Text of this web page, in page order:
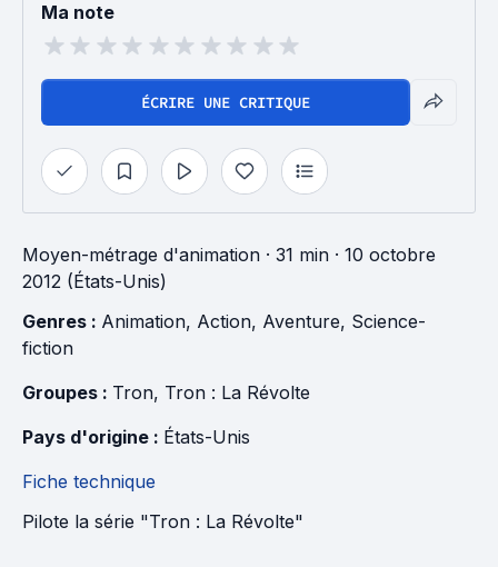
Ma note
ÉCRIRE UNE CRITIQUE
Moyen-métrage d'animation · 31 min · 10 octobre
2012 (États-Unis)
Genres : Animation, Action, Aventure, Science-
fiction
Groupes : Tron, Tron : La Révolte
Pays d'origine : États-Unis
Fiche technique
Pilote la série "Tron : La Révolte"